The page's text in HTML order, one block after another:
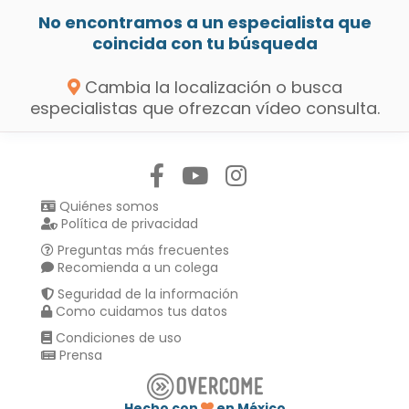
No encontramos a un especialista que
coincida con tu búsqueda
Cambia la localización o busca
especialistas que ofrezcan vídeo consulta.
Quiénes somos
Política de privacidad
Preguntas más frecuentes
Recomienda a un colega
Seguridad de la información
Como cuidamos tus datos
Condiciones de uso
Prensa